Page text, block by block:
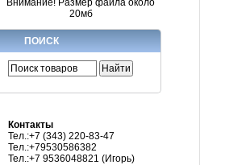
Внимание! Размер файла около
20мб
ПОИСК
Контакты
Тел.:+7 (343) 220-83-47
Тел.:+79530586382
Тел.:+7 9536048821 (Игорь)